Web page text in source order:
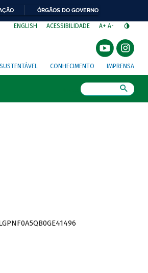
ÓRGÃOS DO GOVERNO
ENGLISH ACESSIBILIDADE A+ A-
CONHECIMENTO IMPRENSA